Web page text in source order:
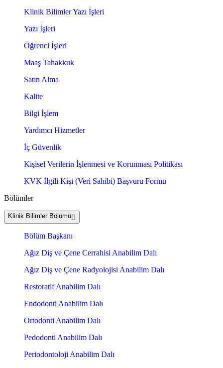
Klinik Bilimler Yazı İşleri
Yazı İşleri
Öğrenci İşleri
Maaş Tahakkuk
Satın Alma
Kalite
Bilgi İşlem
Yardımcı Hizmetler
İç Güvenlik
Kişisel Verilerin İşlenmesi ve Korunması Politikası
KVK İlgili Kişi (Veri Sahibi) Başvuru Formu
Bölümler
Klinik Bilimler Bölümü
Bölüm Başkanı
Ağız Diş ve Çene Cerrahisi Anabilim Dalı
Ağız Diş ve Çene Radyolojisi Anabilim Dalı
Restoratif Anabilim Dalı
Endodonti Anabilim Dalı
Ortodonti Anabilim Dalı
Pedodonti Anabilim Dalı
Periodontoloji Anabilim Dalı